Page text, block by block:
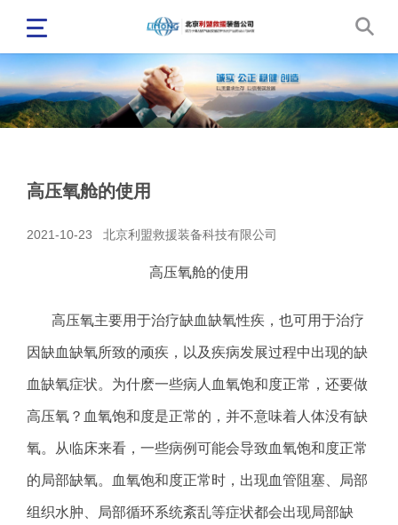
​高压氧舱的使用
2021-10-23 北京利盟救援装备科技有限公司
高压氧舱的使用
高压氧主要用于治疗缺血缺氧性疾，也可用于治疗
因缺血缺氧所致的顽疾，以及疾病发展过程中出现的缺
血缺氧症状。为什麽一些病人血氧饱和度正常，还要做
高压氧？血氧饱和度是正常的，并不意味着人体没有缺
氧。从临床来看，一些病例可能会导致血氧饱和度正常
的局部缺氧。血氧饱和度正常时，出现血管阻塞、局部
组织水肿、局部循环系统紊乱等症状都会出现局部缺